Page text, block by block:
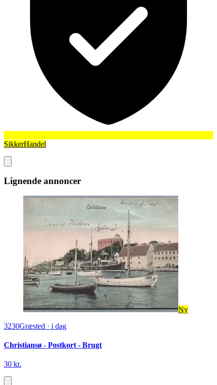
SikkerHandel
Lignende annoncer
Ny
3230Græsted · i dag
Christiansø - Postkort - Brugt
30 kr.